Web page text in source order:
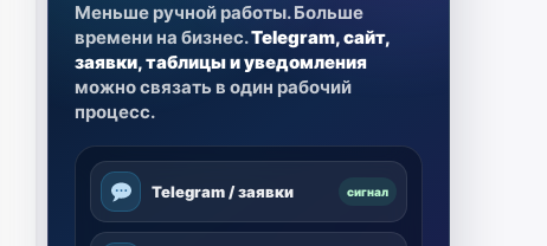
Меньше ручной работы. Больше
времени на бизнес.Telegram, сайт,
заявки, таблицы и уведомления
можно связать в один рабочий
процесс.
Telegram / заявки сигнал